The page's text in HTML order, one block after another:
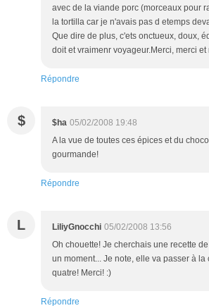
avec de la viande porc (morceaux pour
la tortilla car je n'avais pas d etemps
Que dire de plus, c'ets onctueux, doux,
doit et vraimenr voyageur.Merci, merci et
Répondre
$ $ha 05/02/2008 19:48
A la vue de toutes ces épices et du
gourmande!
Répondre
L LiliyGnocchi 05/02/2008 13:56
Oh chouette! Je cherchais une recette
un moment... Je note, elle va passer à
quatre! Merci! :)
Répondre